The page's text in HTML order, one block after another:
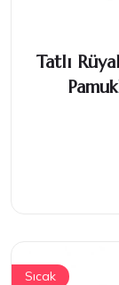
Tatlı
Sıcak